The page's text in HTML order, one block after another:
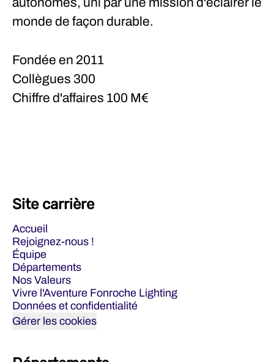
monde de façon durable.
Fondée en 2011
Collègues 300
Chiffre d'affaires 100 M€
Site carrière
Accueil
Rejoignez-nous !
Équipe
Départements
Nos Valeurs
Vivre l'Aventure Fonroche Lighting
Données et confidentialité
Gérer les cookies